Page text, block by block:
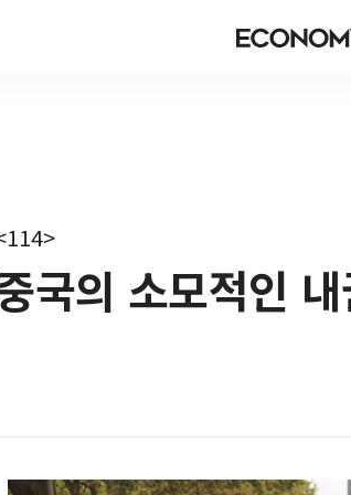
국의 소모적인